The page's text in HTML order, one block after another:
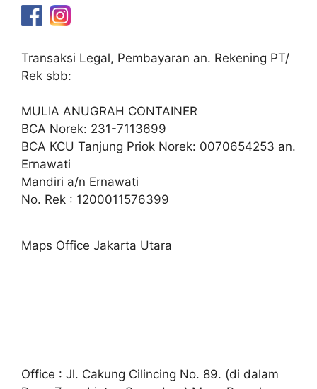
Transaksi Legal, Pembayaran an. Rekening PT/
Rek sbb:
MULIA ANUGRAH CONTAINER
BCA Norek: 231-7113699
BCA KCU Tanjung Priok Norek: 0070654253 an.
Ernawati
Mandiri a/n Ernawati
No. Rek : 1200011576399
Maps Office Jakarta Utara
Office : Jl. Cakung Cilincing No. 89. (di dalam